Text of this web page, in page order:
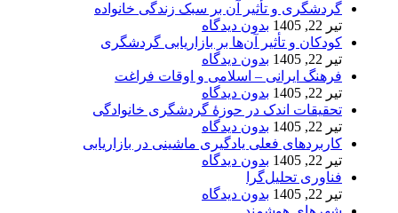
گردشگری و تأثیر آن بر سبک زندگی خانواده
تیر 22, 1405
بدون دیدگاه
کودکان و تأثیر آن‌ها بر بازاریابی گردشگری
تیر 22, 1405
بدون دیدگاه
فرهنگ ایرانی – اسلامی و اوقات فراغت
تیر 22, 1405
بدون دیدگاه
تحقیقات اندک در حوزۀ گردشگری خانوادگی
تیر 22, 1405
بدون دیدگاه
کاربردهای فعلی یادگیری ماشینی در بازاریابی
تیر 22, 1405
بدون دیدگاه
فناوری تحلیل‌گرا
تیر 22, 1405
بدون دیدگاه